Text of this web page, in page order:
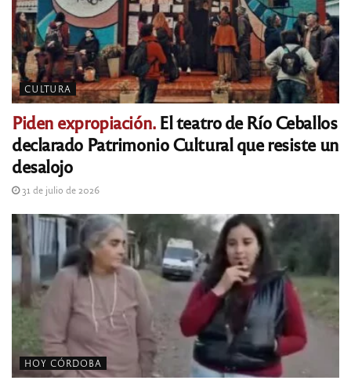
CULTURA
Piden expropiación.El teatro de Río Ceballos
declarado Patrimonio Cultural que resiste un
desalojo
31 de julio de 2026
HOY CÓRDOBA